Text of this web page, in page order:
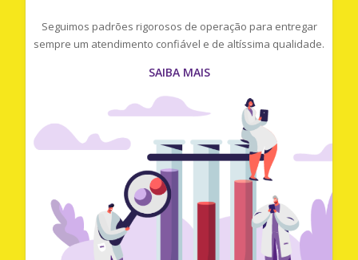
Seguimos padrões rigorosos de operação para entregar
sempre um atendimento confiável e de altíssima qualidade.
SAIBA MAIS